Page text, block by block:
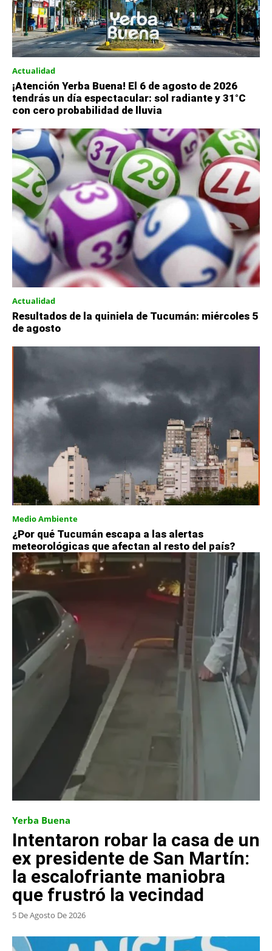
Actualidad
¡Atención Yerba Buena! El 6 de agosto de 2026
tendrás un día espectacular: sol radiante y 31°C
con cero probabilidad de lluvia
Actualidad
Resultados de la quiniela de Tucumán: miércoles 5
de agosto
Medio Ambiente
¿Por qué Tucumán escapa a las alertas
meteorológicas que afectan al resto del país?
Yerba Buena
Intentaron robar la casa de un
ex presidente de San Martín:
la escalofriante maniobra
que frustró la vecindad
5 De Agosto De 2026